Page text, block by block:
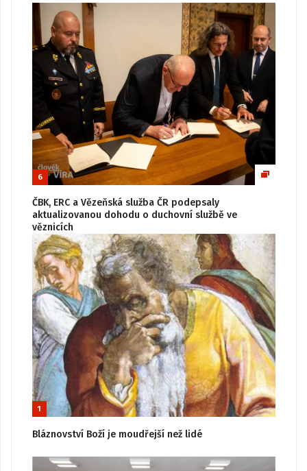
6
ČBK, ERC a Vězeňská služba ČR podepsaly
aktualizovanou dohodu o duchovní službě ve
věznicích
1
Bláznovství Boží je moudřejší než lidé